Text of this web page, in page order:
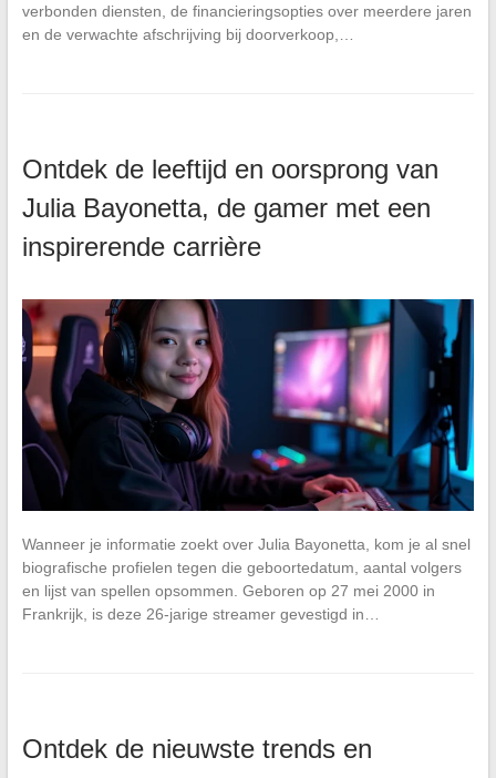
verbonden diensten, de financieringsopties over meerdere jaren
en de verwachte afschrijving bij doorverkoop,…
Ontdek de leeftijd en oorsprong van
Julia Bayonetta, de gamer met een
inspirerende carrière
Wanneer je informatie zoekt over Julia Bayonetta, kom je al snel
biografische profielen tegen die geboortedatum, aantal volgers
en lijst van spellen opsommen. Geboren op 27 mei 2000 in
Frankrijk, is deze 26-jarige streamer gevestigd in…
Ontdek de nieuwste trends en